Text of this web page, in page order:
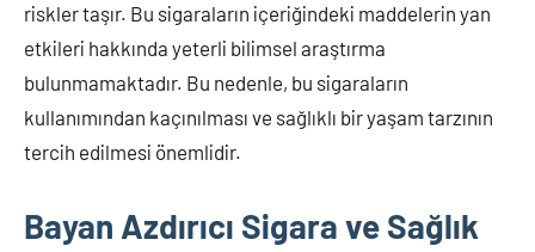
riskler taşır. Bu sigaraların içeriğindeki maddelerin yan
etkileri hakkında yeterli bilimsel araştırma
bulunmamaktadır. Bu nedenle, bu sigaraların
kullanımından kaçınılması ve sağlıklı bir yaşam tarzının
tercih edilmesi önemlidir.
Bayan Azdırıcı Sigara ve Sağlık